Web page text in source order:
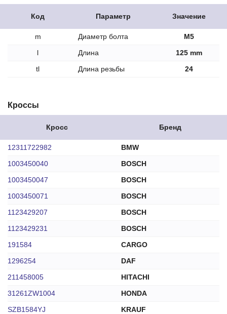
Код Параметр Значение
m Диаметр болта
M5
l
Длина
125 mm
tl
Длина резьбы 24
Кроссы
Кросс Бренд
12311722982
BMW
1003450040
BOSCH
1003450047
BOSCH
1003450071
BOSCH
1123429207
BOSCH
1123429231
BOSCH
191584
CARGO
1296254
DAF
211458005
HITACHI
31261ZW1004
HONDA
SZB1584YJ
KRAUF